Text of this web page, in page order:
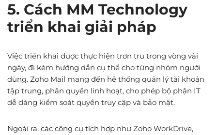
5. Cách MM Technology
triển khai giải pháp
Việc triển khai được thực hiện trơn tru trong vòng vài
ngày, đi kèm hướng dẫn cụ thể cho từng nhóm người
dùng. Zoho Mail mang đến hệ thống quản lý tài khoản
tập trung, phân quyền linh hoạt, cho phép bộ phận IT
dễ dàng kiểm soát quyền truy cập và bảo mật.
Ngoài ra, các công cụ tích hợp như Zoho WorkDrive,